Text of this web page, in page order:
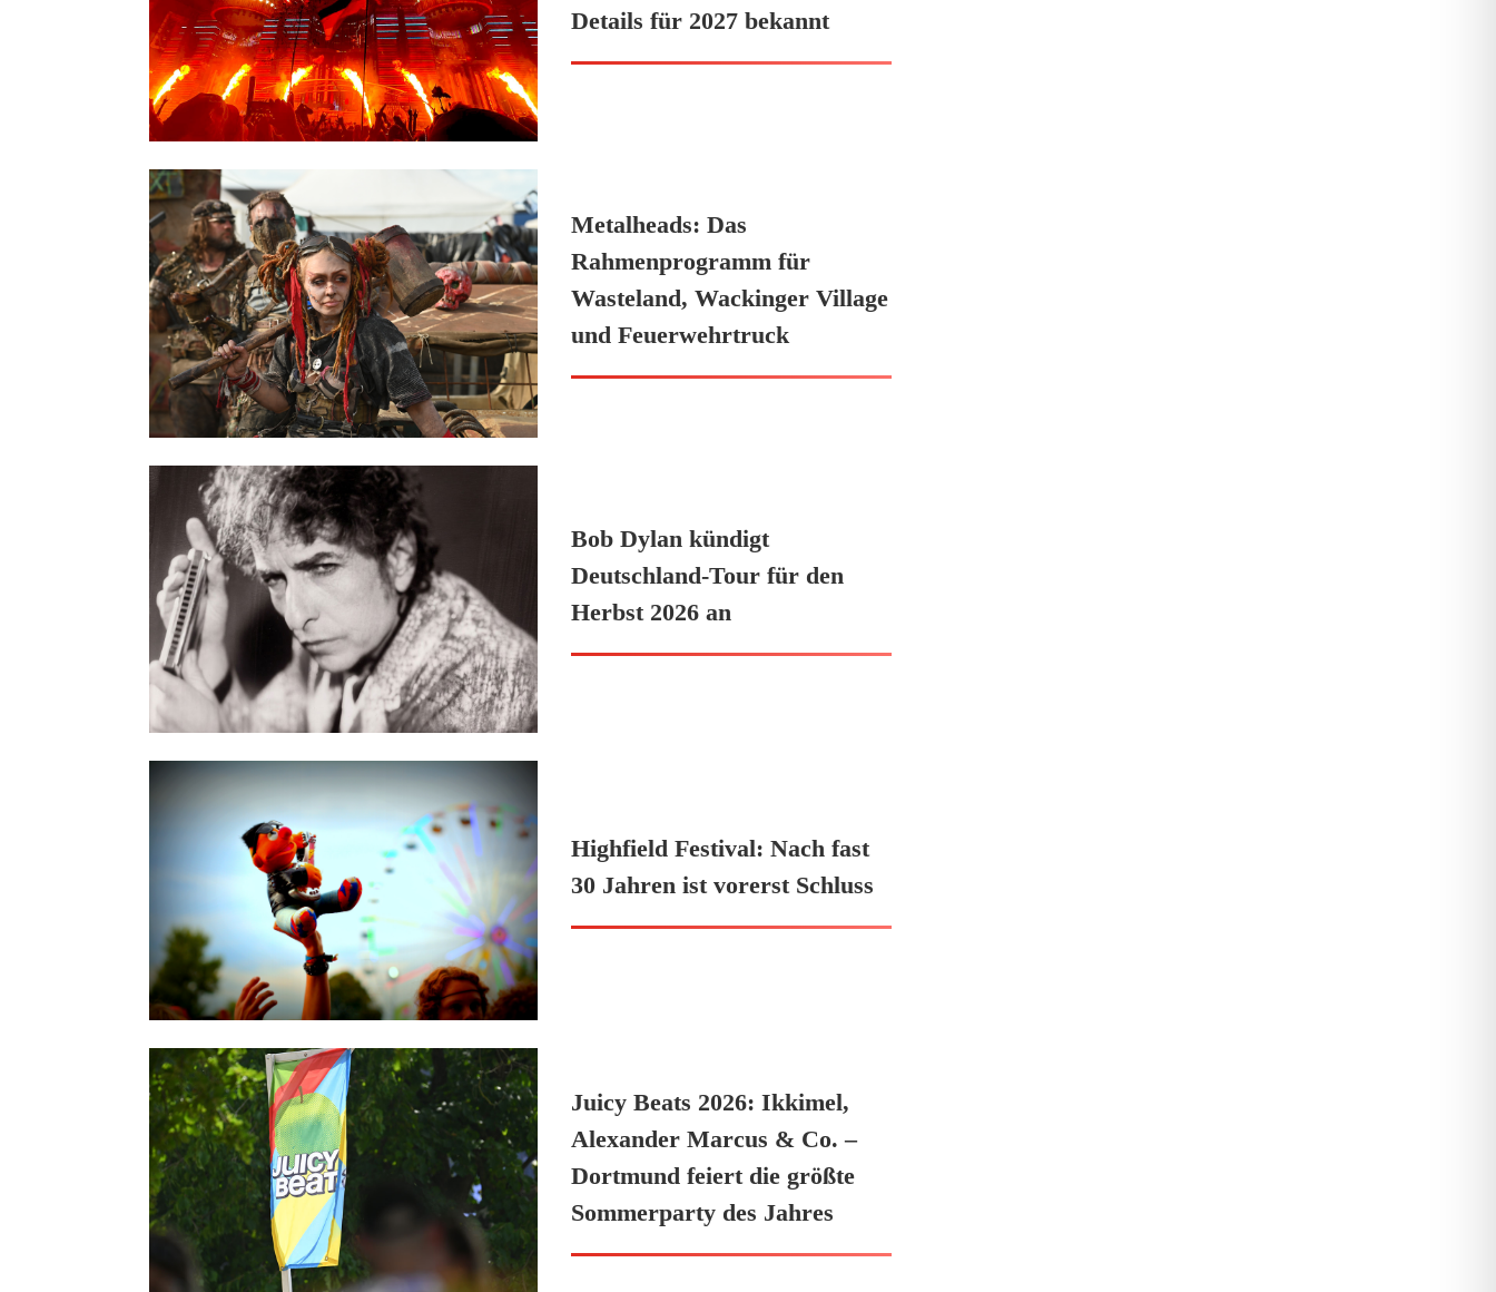
Details für 2027 bekannt
Metalheads: Das
Rahmenprogramm für
Wasteland, Wackinger Village
und Feuerwehrtruck
Bob Dylan kündigt
Deutschland-Tour für den
Herbst 2026 an
Highfield Festival: Nach fast
30 Jahren ist vorerst Schluss
Juicy Beats 2026: Ikkimel,
Alexander Marcus & Co. –
Dortmund feiert die größte
Sommerparty des Jahres